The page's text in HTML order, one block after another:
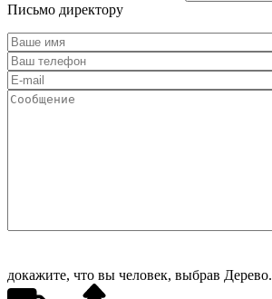
Письмо директору
докажите, что вы человек, выбрав Дерево.